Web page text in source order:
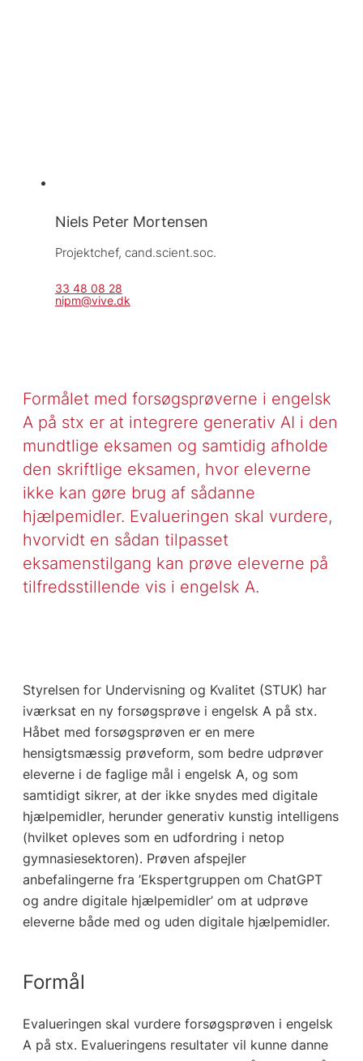
Niels Peter Mortensen
Projektchef, cand.scient.soc.
33 48 08 28
nipm@vive.dk
Formålet med forsøgsprøverne i engelsk
A på stx er at integrere generativ AI i den
mundtlige eksamen og samtidig afholde
den skriftlige eksamen, hvor eleverne
ikke kan gøre brug af sådanne
hjælpemidler. Evalueringen skal vurdere,
hvorvidt en sådan tilpasset
eksamenstilgang kan prøve eleverne på
tilfredsstillende vis i engelsk A.
Styrelsen for Undervisning og Kvalitet (STUK) har
iværksat en ny forsøgsprøve i engelsk A på stx.
Håbet med forsøgsprøven er en mere
hensigtsmæssig prøveform, som bedre udprøver
eleverne i de faglige mål i engelsk A, og som
samtidigt sikrer, at der ikke snydes med digitale
hjælpemidler, herunder generativ kunstig intelligens
(hvilket opleves som en udfordring i netop
gymnasiesektoren). Prøven afspejler
anbefalingerne fra ’Ekspertgruppen om ChatGPT
og andre digitale hjælpemidler’ om at udprøve
eleverne både med og uden digitale hjælpemidler.
Formål
Evalueringen skal vurdere forsøgsprøven i engelsk
A på stx. Evalueringens resultater vil kunne danne